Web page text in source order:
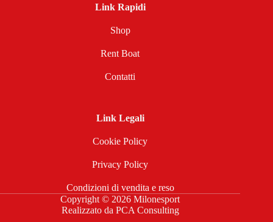
Link Rapidi
Shop
Rent Boat
Contatti
Link Legali
Cookie Policy
Privacy Policy
Condizioni di vendita e reso
Copyright © 2026 Milonesport
Realizzato da PCA Consulting